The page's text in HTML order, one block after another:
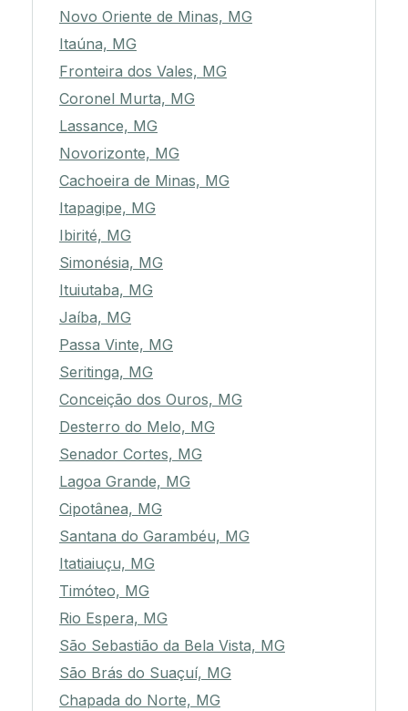
Novo Oriente de Minas, MG
Itaúna, MG
Fronteira dos Vales, MG
Coronel Murta, MG
Lassance, MG
Novorizonte, MG
Cachoeira de Minas, MG
Itapagipe, MG
Ibirité, MG
Simonésia, MG
Ituiutaba, MG
Jaíba, MG
Passa Vinte, MG
Seritinga, MG
Conceição dos Ouros, MG
Desterro do Melo, MG
Senador Cortes, MG
Lagoa Grande, MG
Cipotânea, MG
Santana do Garambéu, MG
Itatiaiuçu, MG
Timóteo, MG
Rio Espera, MG
São Sebastião da Bela Vista, MG
São Brás do Suaçuí, MG
Chapada do Norte, MG